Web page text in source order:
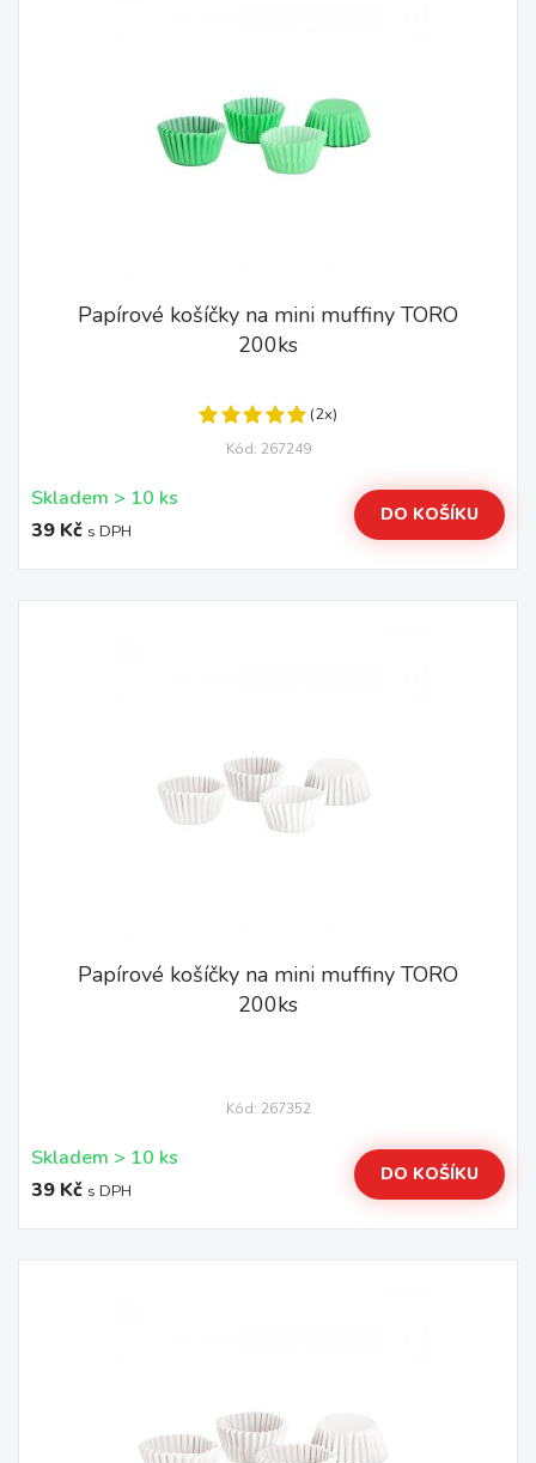
Papírové košíčky na mini muffiny TORO
200ks
(2x)
Kód: 267249
Skladem > 10 ks
39 Kč s DPH
DO KOŠÍKU
Papírové košíčky na mini muffiny TORO
200ks
Kód: 267352
Skladem > 10 ks
39 Kč s DPH
DO KOŠÍKU